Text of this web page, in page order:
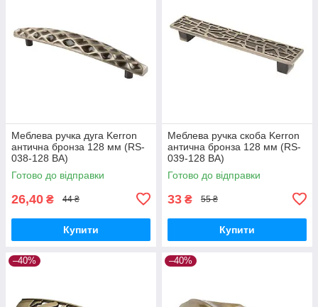
Меблева ручка дуга Kerron
антична бронза 128 мм (RS-
038-128 BA)
Готово до відправки
26,40 ₴ 44 ₴
Купити
Меблева ручка скоба Kerron
антична бронза 128 мм (RS-
039-128 BA)
Готово до відправки
33 ₴ 55 ₴
Купити
–40% –40%